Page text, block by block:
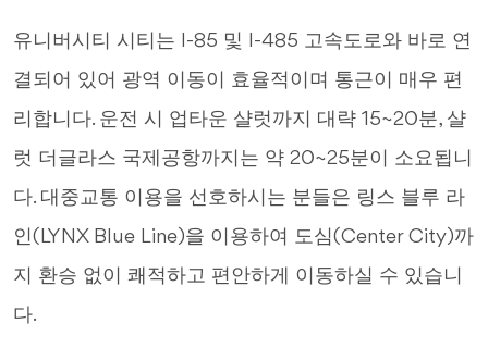
유니버시티 시티는 I-85 및 I-485 고속도로와 바로 연
결되어 있어 광역 이동이 효율적이며 통근이 매우 편
리합니다. 운전 시 업타운 샬럿까지 대략 15~20분, 샬
럿 더글라스 국제공항까지는 약 20~25분이 소요됩니
다. 대중교통 이용을 선호하시는 분들은 링스 블루 라
인(LYNX Blue Line)을 이용하여 도심(Center City)까
지 환승 없이 쾌적하고 편안하게 이동하실 수 있습니
다.